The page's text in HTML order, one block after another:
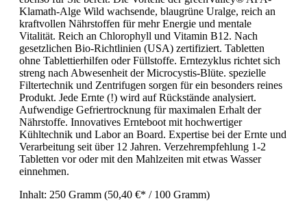
Klamath-Alge Wild wachsende, blaugrüne Uralge, reich an
kraftvollen Nährstoffen für mehr Energie und mentale
Vitalität. Reich an Chlorophyll und Vitamin B12. Nach
gesetzlichen Bio-Richtlinien (USA) zertifiziert. Tabletten
ohne Tablettierhilfen oder Füllstoffe. Erntezyklus richtet sich
streng nach Abwesenheit der Microcystis-Blüte. spezielle
Filtertechnik und Zentrifugen sorgen für ein besonders reines
Produkt. Jede Ernte (!) wird auf Rückstände analysiert.
Aufwendige Gefriertrocknung für maximalen Erhalt der
Nährstoffe. Innovatives Ernteboot mit hochwertiger
Kühltechnik und Labor an Board. Expertise bei der Ernte und
Verarbeitung seit über 12 Jahren. Verzehrempfehlung 1-2
Tabletten vor oder mit den Mahlzeiten mit etwas Wasser
einnehmen.
Inhalt: 250 Gramm (50,40 €* / 100 Gramm)